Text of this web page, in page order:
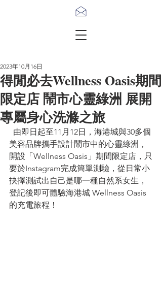
得閒必去Wellness Oasis期間
限定店 鬧市心靈綠洲 展開
專屬身心洗滌之旅
2023年10月16日
美容品牌攜手設計鬧市中的心靈綠洲，
開設「Wellness Oasis」期間限定店，只
要於Instagram完成簡單測驗，從日常小
抉擇測試出自己是哪一種自然系女生，
登記後即可體驗海港城 Wellness Oasis
的充電旅程！